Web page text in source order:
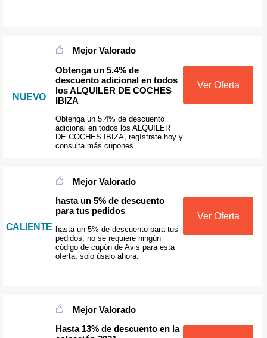
NUEVO
Mejor Valorado
Obtenga un 5.4% de
descuento adicional en todos
los ALQUILER DE COCHES
IBIZA
Obtenga un 5.4% de descuento
adicional en todos los ALQUILER
DE COCHES IBIZA, regístrate hoy y
consulta más cupones.
Ver Oferta
CALIENTE
Mejor Valorado
hasta un 5% de descuento
para tus pedidos
hasta un 5% de descuento para tus
pedidos, no se requiere ningún
código de cupón de Avis para esta
oferta, sólo úsalo ahora.
Ver Oferta
Mejor Valorado
Hasta 13% de descuento en la